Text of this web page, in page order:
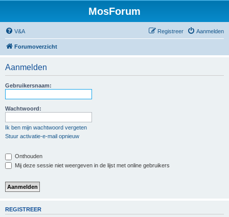
MosForum
V&A Aanmelden
Registreer
Forumoverzicht
Aanmelden
Gebruikersnaam:
Wachtwoord:
Ik ben mijn wachtwoord vergeten
Stuur activatie-e-mail opnieuw
Onthouden
Mij deze sessie niet weergeven in de lijst met online gebruikers
REGISTREER